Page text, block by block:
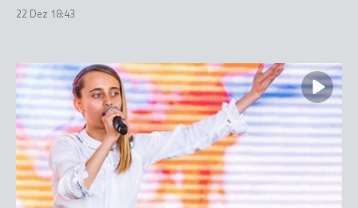
22 Dez 18:43